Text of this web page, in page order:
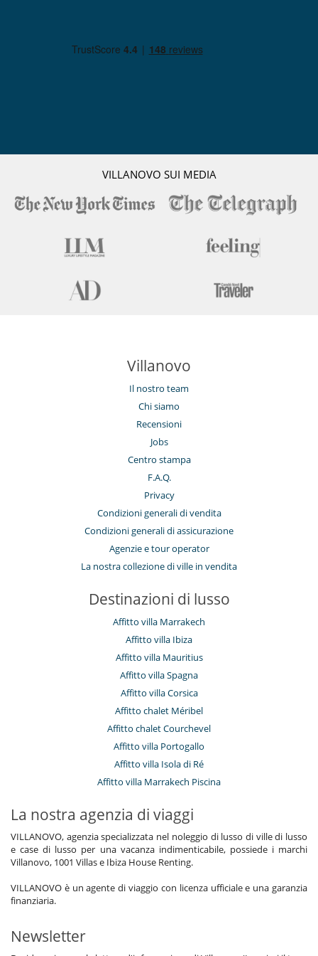
Donna delle pulizie
Ski room
VILLANOVO SUI MEDIA
Villanovo
Il nostro team
Chi siamo
Recensioni
Jobs
Centro stampa
F.A.Q.
Privacy
Condizioni generali di vendita
Condizioni generali di assicurazione
Agenzie e tour operator
La nostra collezione di ville in vendita
Destinazioni di lusso
Affitto villa Marrakech
Affitto villa Ibiza
Affitto villa Mauritius
Affitto villa Spagna
Affitto villa Corsica
Affitto chalet Méribel
Affitto chalet Courchevel
Affitto villa Portogallo
Affitto villa Isola di Ré
Affitto villa Marrakech Piscina
La nostra agenzia di viaggi
VILLANOVO, agenzia specializzata nel noleggio di lusso di ville di lusso
e case di lusso per una vacanza indimenticabile, possiede i marchi
Villanovo, 1001 Villas e Ibiza House Renting.
VILLANOVO è un agente di viaggio con licenza ufficiale e una garanzia
finanziaria.
Newsletter